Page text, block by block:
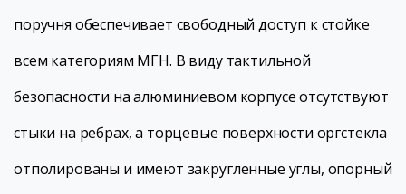
поручня обеспечивает свободный доступ к стойке
всем категориям МГН. В виду тактильной
безопасности на алюминиевом корпусе отсутствуют
стыки на ребрах, а торцевые поверхности оргстекла
отполированы и имеют закругленные углы, опорный